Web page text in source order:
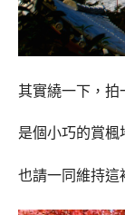
其實繞一下，拍
是個小巧的賞
也請一同維持這